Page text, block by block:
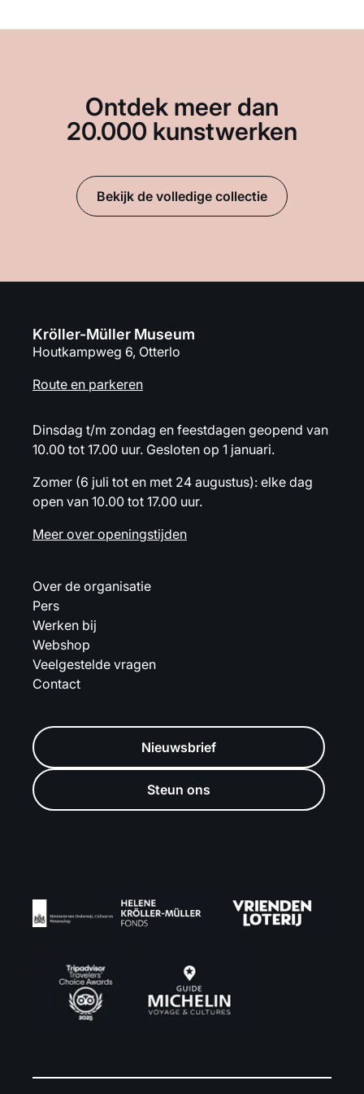
Ontdek meer dan
20.000 kunstwerken
Bekijk de volledige collectie
Kröller-Müller Museum
Houtkampweg 6, Otterlo
Route en parkeren
Dinsdag t/m zondag en feestdagen geopend van
10.00 tot 17.00 uur. Gesloten op 1 januari.
Zomer (6 juli tot en met 24 augustus): elke dag
open van 10.00 tot 17.00 uur.
Meer over openingstijden
Over de organisatie
Pers
Werken bij
Webshop
Veelgestelde vragen
Contact
Nieuwsbrief
Steun ons